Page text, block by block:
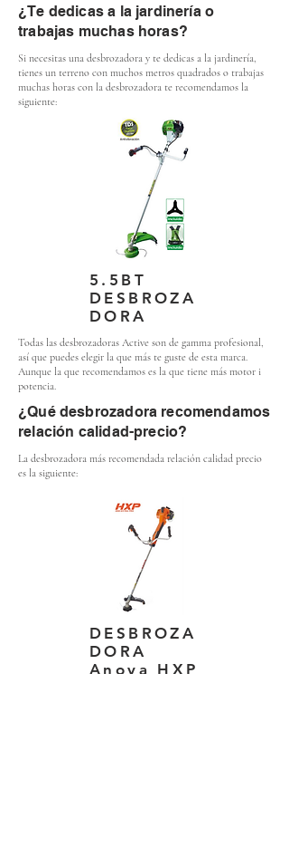
¿Te dedicas a la jardinería o
trabajas muchas horas?
Si necesitas una desbrozadora y te dedicas a la jardinería,
tienes un terreno con muchos metros quadrados o trabajas
muchas horas con la desbrozadora te recomendamos la
siguiente:
5.5BT
DESBROZA
DORA
Todas las desbrozadoras Active son de gamma profesional,
así que puedes elegir la que más te guste de esta marca.
Aunque la que recomendamos es la que tiene más motor i
potencia.
¿Qué desbrozadora recomendamos
relación calidad-precio?
La desbrozadora más recomendada relación calidad precio
es la siguiente:
DESBROZA
DORA
Anova HXP